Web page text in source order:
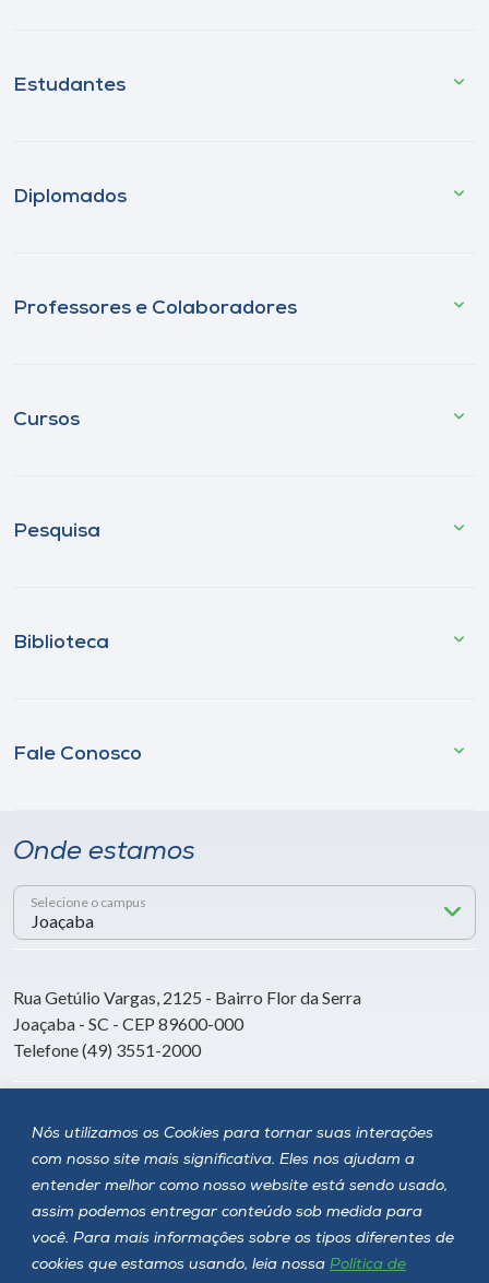
Nós utilizamos os Cookies para tornar suas interações
com nosso site mais significativa. Eles nos ajudam a
entender melhor como nosso website está sendo usado,
assim podemos entregar conteúdo sob medida para
você. Para mais informações sobre os tipos diferentes de
cookies que estamos usando, leia nossa Política de
Estudantes
Diplomados
Professores e Colaboradores
Cursos
Pesquisa
Biblioteca
Fale Conosco
Onde estamos
Selecione o campus
Rua Getúlio Vargas, 2125 - Bairro Flor da Serra
Joaçaba - SC - CEP 89600-000
Telefone (49) 3551-2000
Siga a Unoesc